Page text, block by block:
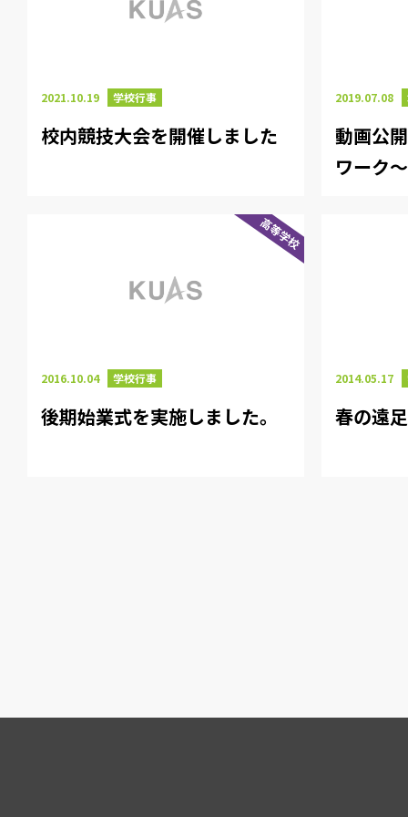
2021.10.19 学校行事
校内競技大会を開催しました
2019.07.08
動画公
ワーク
高等学校
2016.10.04 学校行事
後期始業式を実施しました。
2014.05.17
春の遠